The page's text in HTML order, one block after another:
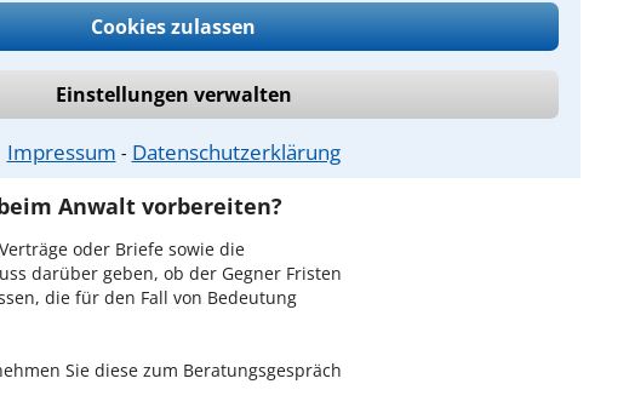
Cookies zulassen
Einstellungen verwalten
Impressum ⁃ Datenschutzerklärung
in Unna?
für Rentenversicherung in Unna
zu schildern, sodass Sie eine
erhalten. In diesem
die weitere Vorgehensweise in Ihrem
Anwalt vorbereiten?
oder Briefe sowie die
darüber geben, ob der Gegner Fristen
die für den Fall von Bedeutung
Sie diese zum Beratungsgespräch